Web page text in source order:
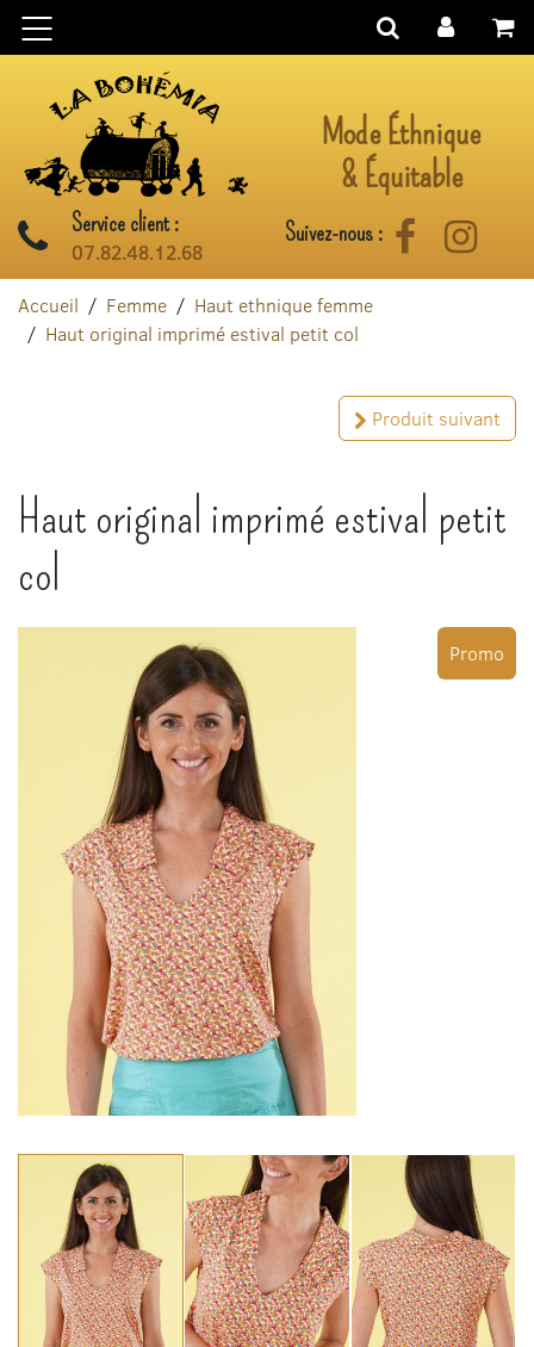
Aller au contenu
Mode Éthnique
& Équitable
Service client :
07.82.48.12.68
Suivez-nous : Facebook
Accueil Femme
Haut ethnique femme
Haut original imprimé estival petit col
Produit suivant
Haut original imprimé estival petit
col
Promo